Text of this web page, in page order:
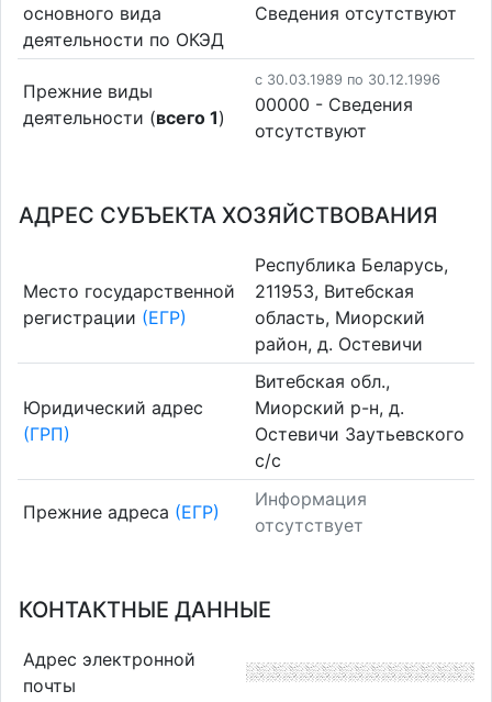
основного вида
деятельности по ОКЭД
Cведения отсутствуют
Прежние виды
деятельности (всего 1)
c 30.03.1989 по 30.12.1996
00000 - Cведения
отсутствуют
АДРЕС СУБЪЕКТА ХОЗЯЙСТВОВАНИЯ
Место государственной
регистрации (ЕГР)
Республика Беларусь,
211953, Витебская
область, Миорский
район, д. Остевичи
Юридический адрес
(ГРП)
Витебская обл.,
Миорский р-н, д.
Остевичи Заутьевского
с/с
Прежние адреса (ЕГР)
Информация
отсутствует
КОНТАКТНЫЕ ДАННЫЕ
Адрес электронной
почты